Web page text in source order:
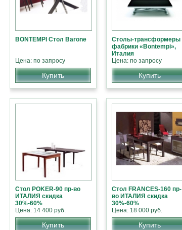
BONTEMPI Стол Barone
Цена: по запросу
Купить
Столы-трансформеры
фабрики «Bontempi»,
Италия
Цена: по запросу
Купить
Стол POKER-90 пр-во
ИТАЛИЯ скидка
30%-60%
Цена: 14 400 руб.
Купить
Стол FRANCES-160 пр-
во ИТАЛИЯ скидка
30%-60%
Цена: 18 000 руб.
Купить